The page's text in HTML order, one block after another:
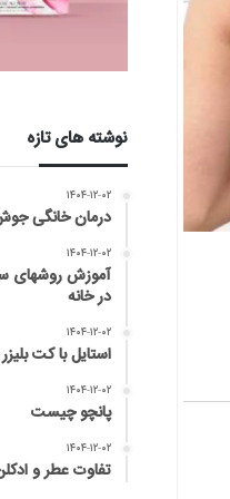
نوشته های تازه
۱۴۰۴-۱۲-۰۲
درمان خانگی
۱۴۰۴-۱۲-۰۲
آموزش روشهای
در خانه
۱۴۰۴-۱۲-۰۲
استایل با کت
۱۴۰۴-۱۲-۰۲
پانچو چیست
۱۴۰۴-۱۲-۰۲
تفاوت عطر و